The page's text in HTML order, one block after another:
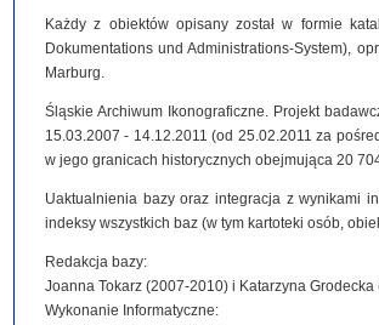
Każdy z obiektów opisany został w formie
Dokumentations und Administrations-System),
Marburg.
Śląskie Archiwum Ikonograficzne. Projekt
15.03.2007 - 14.12.2011 (od 25.02.2011 za
w jego granicach historycznych obejmująca 20
Uaktualnienia bazy oraz integracja z wynikami
indeksy wszystkich baz (w tym kartoteki osób,
Redakcja bazy:
Joanna Tokarz (2007-2010) i Katarzyna
Wykonanie Informatyczne: